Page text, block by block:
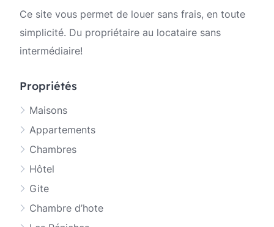
Ce site vous permet de louer sans frais, en toute
simplicité. Du propriétaire au locataire sans
intermédiaire!
Propriétés
Maisons
Appartements
Chambres
Hôtel
Gite
Chambre d’hote